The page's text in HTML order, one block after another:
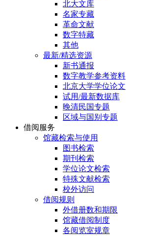
北大文库
名家专藏
革命文献
数字特藏
其他
最新/精选资源
新书通报
数字教学参考资料
北京大学学位论文
试用/最新数据库
晚清民国专题
区域与国别专题
借阅服务
馆藏检索与使用
图书检索
期刊检索
学位论文检索
特殊文献检索
校外访问
借阅规则
外借册数和期限
馆藏借阅制度
各阅览室规章